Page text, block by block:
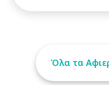
Όλα τα